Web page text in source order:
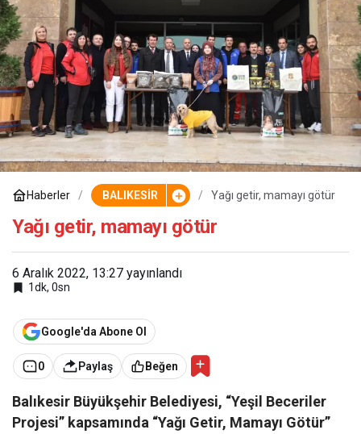
Haberler BALIKESİR Yağı getir, mamayı götür
Yağı getir, mamayı götür
6 Aralık 2022, 13:27 yayınlandı
1dk, 0sn
Google'da Abone Ol
0 Paylaş Beğen
Balıkesir Büyükşehir Belediyesi, “Yeşil Beceriler
Projesi” kapsamında “Yağı Getir, Mamayı Götür”